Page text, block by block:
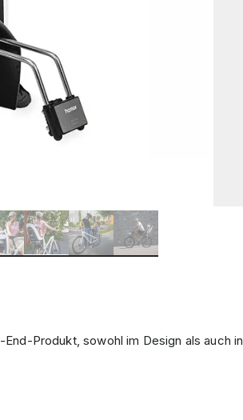
Produkt, sowohl im Design als auch in